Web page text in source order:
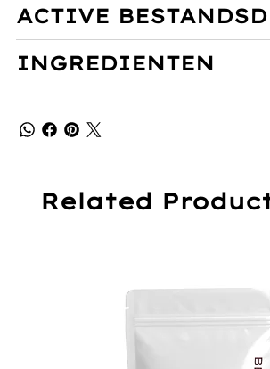
ACTIVE
INGREDIENTEN
Related